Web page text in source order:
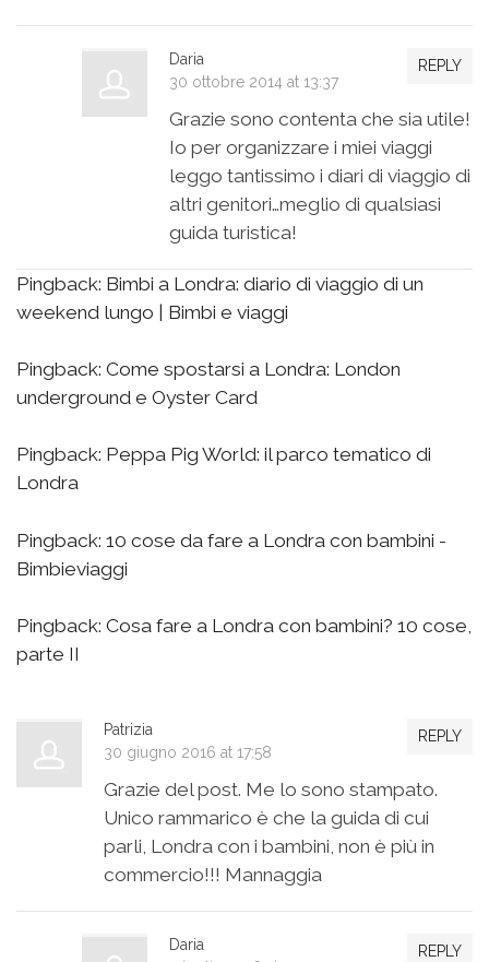
REPLY
Daria
30 ottobre 2014 at 13:37
Grazie sono contenta che sia utile!
Io per organizzare i miei viaggi
leggo tantissimo i diari di viaggio di
altri genitori…meglio di qualsiasi
guida turistica!
Pingback: Bimbi a Londra: diario di viaggio di un
weekend lungo | Bimbi e viaggi
Pingback: Come spostarsi a Londra: London
underground e Oyster Card
Pingback: Peppa Pig World: il parco tematico di
Londra
Pingback: 10 cose da fare a Londra con bambini -
Bimbieviaggi
Pingback: Cosa fare a Londra con bambini? 10 cose,
parte II
REPLY
Patrizia
30 giugno 2016 at 17:58
Grazie del post. Me lo sono stampato.
Unico rammarico è che la guida di cui
parli, Londra con i bambini, non è più in
commercio!!! Mannaggia
REPLY
Daria